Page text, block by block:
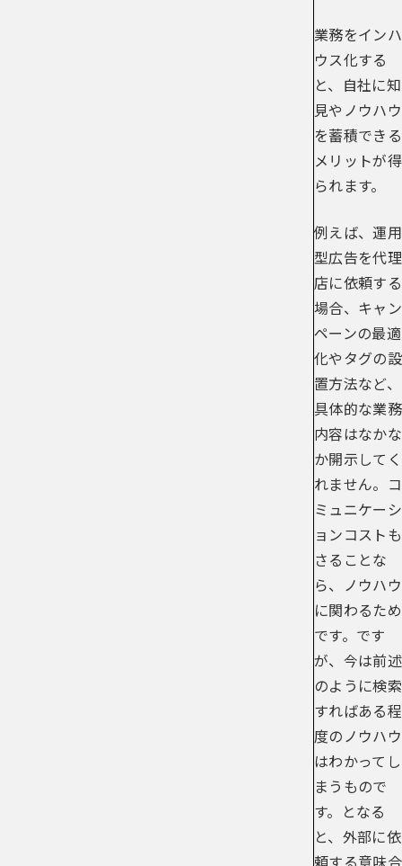
業務をインハ
ウス化する
と、自社に知
見やノウハウ
を蓄積できる
メリットが得
られます。
例えば、運用
型広告を代理
店に依頼する
場合、キャン
ペーンの最適
化やタグの設
置方法など、
具体的な業務
内容はなかな
か開示してく
れません。コ
ミュニケーシ
ョンコストも
さることな
ら、ノウハウ
に関わるため
です。です
が、今は前述
のように検索
すればある程
度のノウハウ
はわかってし
まうもので
す。となる
と、外部に依
頼する意味合